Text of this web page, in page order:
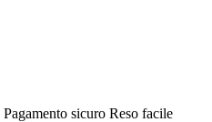
Pagamento sicuro Reso facile